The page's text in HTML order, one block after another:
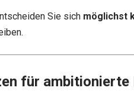
Sie sich möglichst
für ambitionierte